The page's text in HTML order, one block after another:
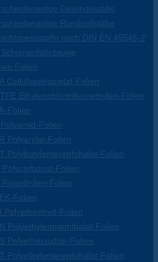
Gewindestäbe
Rundvollstäbe
nach DIN EN 45545-2
Folien
Cellulosetriacetat-Folien
Ethylenchlortrifluorethylen-Folien
Folien
Polyamid-Folien
Polyarylat-Folien
Polybutylenterephthalat-Folien
Polycarbonat-Folien
Polyethylen-Folien
Folien
Polyetherimid-Folien
Polyethylennaphthalat-Folien
Polyethersulfon-Folien
Polyethylenterephthalat-Folien